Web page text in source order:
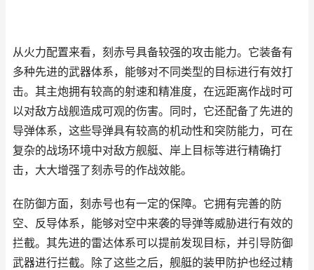
从火力配置来看，刻赤号具备较强的攻击能力。它装备有
多种先进的武器体系，能够对不同类型的目标进行有效打
击。其主炮拥有较高的射速和精准度，在远距离作战时可
以对敌方战舰造成可观的伤害。同时，它还配备了先进的
导弹体系，这些导弹具有较高的机动性和突防能力，可在
复杂的战场环境中对敌方舰艇、岸上目标等进行精确打
击，大大增强了刻赤号的作战效能。
在防御方面，刻赤号也有一定的保障。它拥有完善的防
空、反导体系，能够对空中来袭的导弹等威胁进行有效的
拦截。其先进的雷达体系可以提前发现目标，并引导防御
武器进行拦截。除了这些之后，舰艇的装甲防护也经过精